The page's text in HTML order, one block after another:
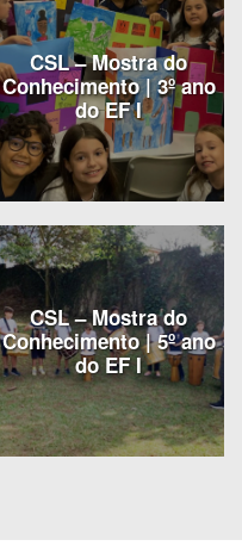
CSL – Mostra do
Conhecimento | 3º ano
do EF I
CSL – Mostra do
Conhecimento | 5º ano
do EF I